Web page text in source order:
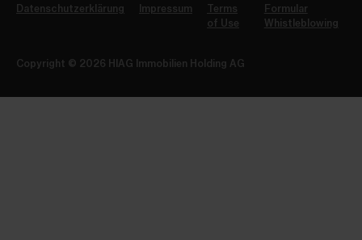
Datenschutzerklärung Impressum
Terms
of Use
Formular
Whistleblowing
Copyright © 2026 HIAG Immobilien Holding AG